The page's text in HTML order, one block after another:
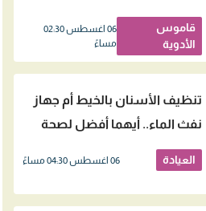
النساء
قاموس
الأدوية
06 اغسطس 02:30
مساءً
تنظيف الأسنان بالخيط أم جهاز
نفث الماء.. أيهما أفضل لصحة
اللثة؟
العيادة 06 اغسطس 04:30 مساءً